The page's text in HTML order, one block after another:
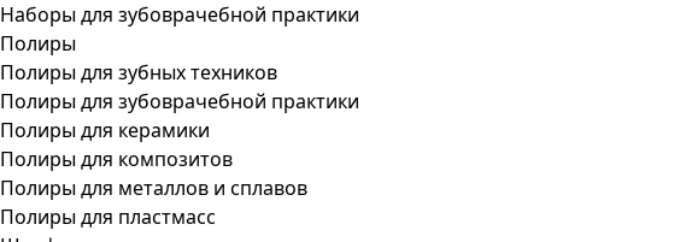
Наборы для зубоврачебной практики
Полиры
Полиры для зубных техников
Полиры для зубоврачебной практики
Полиры для керамики
Полиры для композитов
Полиры для металлов и сплавов
Полиры для пластмасс